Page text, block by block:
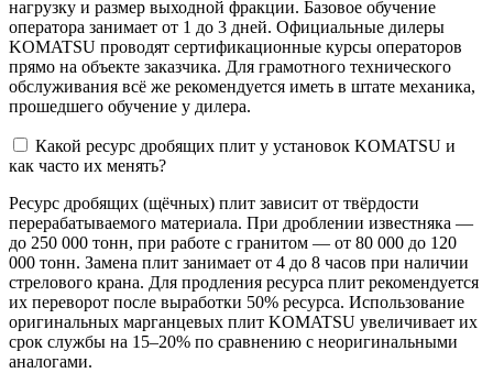
нагрузку и размер выходной фракции. Базовое обучение
оператора занимает от 1 до 3 дней. Официальные дилеры
KOMATSU проводят сертификационные курсы операторов
прямо на объекте заказчика. Для грамотного технического
обслуживания всё же рекомендуется иметь в штате механика,
прошедшего обучение у дилера.
Какой ресурс дробящих плит у установок KOMATSU и
как часто их менять?
Ресурс дробящих (щёчных) плит зависит от твёрдости
перерабатываемого материала. При дроблении известняка —
до 250 000 тонн, при работе с гранитом — от 80 000 до 120
000 тонн. Замена плит занимает от 4 до 8 часов при наличии
стрелового крана. Для продления ресурса плит рекомендуется
их переворот после выработки 50% ресурса. Использование
оригинальных марганцевых плит KOMATSU увеличивает их
срок службы на 15–20% по сравнению с неоригинальными
аналогами.